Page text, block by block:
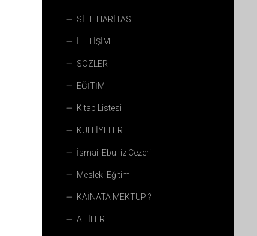
SİTE HARİTASI
İLETİŞİM
SÖZLER
EĞİTİM
Kitap Listesi
KÜLLİYELER
İsmail Ebul-iz Cezeri
Mesleki Eğitim
KAİNATA MEKTUP ?
AHİLER